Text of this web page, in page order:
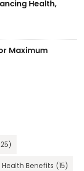
Health,
Maximum
Health Benefits (15)